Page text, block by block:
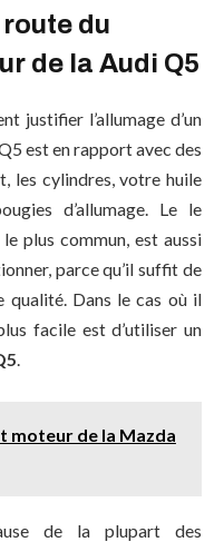
du
de la Audi Q5
justifier l’allumage d’un
est en rapport avec des
les cylindres, votre huile
d’allumage. Le le
plus commun, est aussi
parce qu’il suffit de
qualité. Dans le cas où il
facile est d’utiliser un
.
moteur de la Mazda
de la plupart des